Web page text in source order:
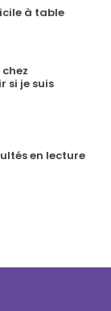
à table
si je suis
en lecture